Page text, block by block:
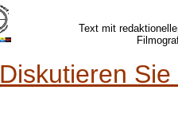
Text mit
Diskutieren